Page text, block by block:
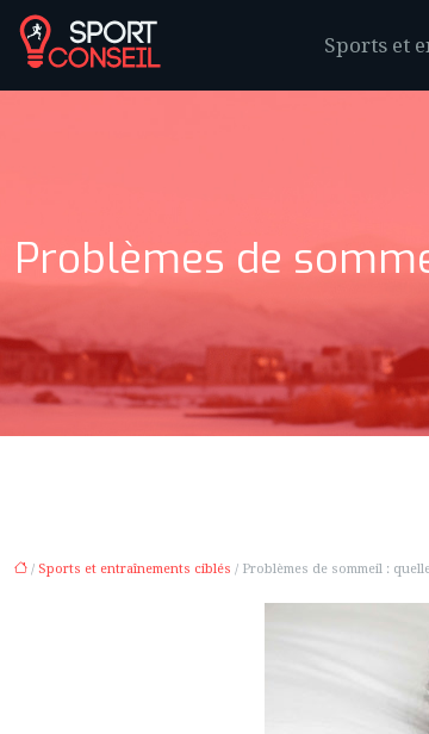
Sports et
Problèmes de
/ Sports et entraînements ciblés / Problèmes de sommeil :